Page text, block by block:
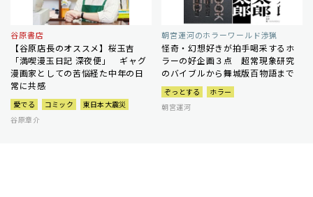
谷原書店
【谷原店長のオススメ】桜玉吉
「満喫漫玉日記 深夜便」 ギャグ
漫画家としての苦悩経た中年の日
常に共感
愛でる コミック
東日本大震災
谷原章介
朝宮運河のホラーワールド渉猟
怪奇・幻想好きが拍手喝采するホ
ラーの好企画３点 超常現象研究
のバイブルから舞城版百物語まで
ぞっとする
ホラー
朝宮運河